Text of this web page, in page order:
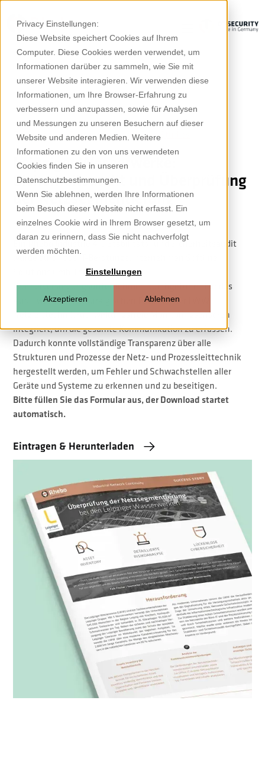
Privacy Einstellungen:
Diese Website speichert Cookies auf Ihrem
Computer. Diese Cookies werden verwendet, um
Informationen darüber zu sammeln, wie Sie mit
unserer Website interagieren. Wir verwenden diese
Informationen, um Ihre Browser-Erfahrung zu
verbessern und anzupassen, sowie für Analysen
und Messungen zu unseren Besuchern auf dieser
Website und anderen Medien. Weitere
Informationen zu den von uns verwendeten
Cookies finden Sie in unseren
Datenschutzbestimmungen.
Wenn Sie ablehnen, werden Ihre Informationen
beim Besuch dieser Website nicht erfasst. Ein
einzelnes Cookie wird in Ihrem Browser gesetzt, um
daran zu erinnern, dass Sie nicht nachverfolgt
werden möchten.
Einstellungen
Akzeptieren Ablehnen
Downloads Success Stories & Case Studies
Leipziger Wasserwerke:
Sicherheitsaudit und Überprüfung
der Netzsegmentierung
Ein Rhebo Industrie 4.0 Stabilitäts- und Sicherheitsaudit
Solutions GmbH beim Leipziger
Wasserversorgungsunternehmen durchgeführt. Für das
Audit wurden an neuralgischen Punkten der LWW-
Netzleittechnik rückwirkungsfreie Monitoringsensoren
integriert, um die gesamte Kommunikation zu erfassen.
Dadurch konnte vollständige Transparenz über alle
Strukturen und Prozesse der Netz- und Prozessleittechnik
hergestellt werden, um Fehler und Schwachstellen aller
Geräte und Systeme zu erkennen und zu beseitigen.
Bitte füllen Sie das Formular aus, der Download startet
automatisch.
Eintragen & Herunterladen